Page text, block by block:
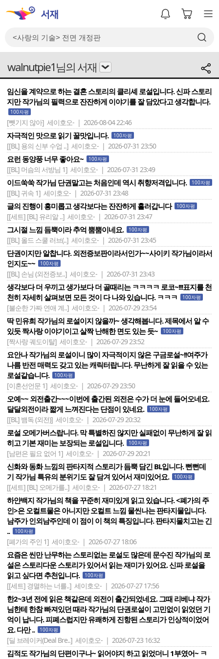
walnutpie1님의 서재
임신을 계약으로 하는 결혼 스토리의 클리셰 로설입니다. 신파 스토리
지만 작가님의 필력으로 잔잔하게 이야기를 잘 담았다고 생각합니다.
100자평
[뺏기지 않아] 세이호오- | 2026-08-04 22:46
자극적인 맛으로 읽기 꿀맛입니다. 100자평
[[BL] 용의 신부 수업 ..] 세이호오- | 2026-07-31 23:50
요런 동양풍 너무 좋아요~ 100자평
[[BL] 머슴의 서방님 1] 세이호오- | 2026-07-31 23:49
이드쑥쑥 작가님 단권말고는 처음인데 역시 취향저격입니다. 100자평
[[BL] 귀속 1] 세이호오- | 2026-07-31 23:48
글의 진행이 흥미롭고 생각보다는 잔잔하게 흘러갑니다 100자평
[[세트] [BL] 유리알 ..] 세이호오- | 2026-07-31 23:47
그시절 느낌 듬뿍이라 추억 뿜뿜이네요. 100자평
[[BL] 올드 스쿨 러브(..] 세이호오- | 2026-07-31 23:45
단권이지만 알찹니다. 외전증보판이라서인가~~사이키 작가님이라서
인지도~~
100자평
[[BL] 손님 (외전증보..] 세이호오- | 2026-07-31 23:43
생각보다 더 우끼고 생가보다 더 골때리는 ㅋㅋㅋㅋ 로코~!!!표지를 천
천히 자세히 살펴보면 모든 것이 다 나와 있습니다. ㅋㅋㅋ
100자평
[불순한 가짜 연애 계..] 세이호오- | 2026-07-29 23:54
딱 민유희 작가님의 로설이지 않을까~ 생각해봅니다. 제목에서 알 수
있듯 짝사랑 이야기이고 살짝 난해한 면도 있는 듯~
100자평
[짝사랑 궤도이탈] 세이호오- | 2026-07-29 23:52
요안나 작가님의 로설이니 많이 자극적이지 않은 구금로설~!!여주가
나름 반전 매력도 갖고 있는 캐릭터랍니다. 무난하게 잘 읽을 수 있는
로설같습니다.
100자평
[이혼선언문 1] 세이호오- | 2026-07-29 23:50
오예~~ 외전출간~~~이번에 출간된 외전은 수가 더 눈에 들어오네요.
달달외전이라 짧게 느껴진다는 단점이 있네요.
100자평
[[BL] 뱀독 (외전)] 세이호오- | 2026-07-29 20:32
로설 오메가버스랍니다. 막 특별하진 않지만 실패없이 무난하게 잘 읽
히고 기본 재미는 보장되는 로설입니다.
100자평
[남편은 필요 없어 1] 세이호오- | 2026-07-29 20:21
신화와 동화 느낌의 판타지적 스토리가 듬뿍 담긴 BL입니다. 뻔뻔데
기 작가님 특유의 분위기도 잘 담겨 있어서 재미있어요.
100자평
[[세트] [BL] 오메가를..] 세이호오- | 2026-07-27 18:21
하얀백지 작가님의 책을 꾸준히 재미있게 읽고 있습니다. <폐가의 주
인>은 오컬트물은 아니지만 오컬트 느낌 물씬나는 판타지물입니다.
남주가 인외남주인데 이 점이 이 책의 특징입니다. 판타지물치고는 긴
..
100자평
[폐가의 주인 1] 세이호오- | 2026-07-27 18:06
요즘은 씬만 난무하는 스토리없는 로설도 많은데 문수진 작가님의 로
설은 스토리다운 스토리가 있어서 읽는 재미가 있어요. 신파 로설을
읽고 싶다면 추천입니다.
100자평
[[세트] 경멸하는 너를..] 세이호오- | 2026-07-27 17:56
한2~3년 전에 읽은 책같은데 외전이 출간되었네요. 그때 리베냐 작가
님한테 한참 빠져있던 때라 작가님의 단권로설이 고민없이 읽었던 기
억이 납니다. 피폐스럽지만 유쾌하게 진항된 스토리가 인상적이었어
요. 다만 ..
100자평
[딜 브레이커(Deal Bre..] 세이호오- | 2026-07-23 16:32
김적도 작가님의 단편이구나~ 읽어야지 하고 읽었더니 1부였어~ ㅋ